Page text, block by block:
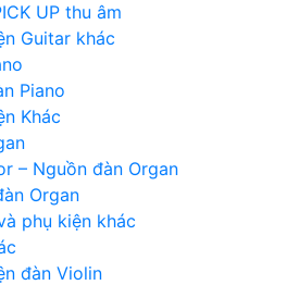
UP thu âm
Guitar khác
Piano
Khác
– Nguồn đàn Organ
Organ
phụ kiện khác
đàn Violin